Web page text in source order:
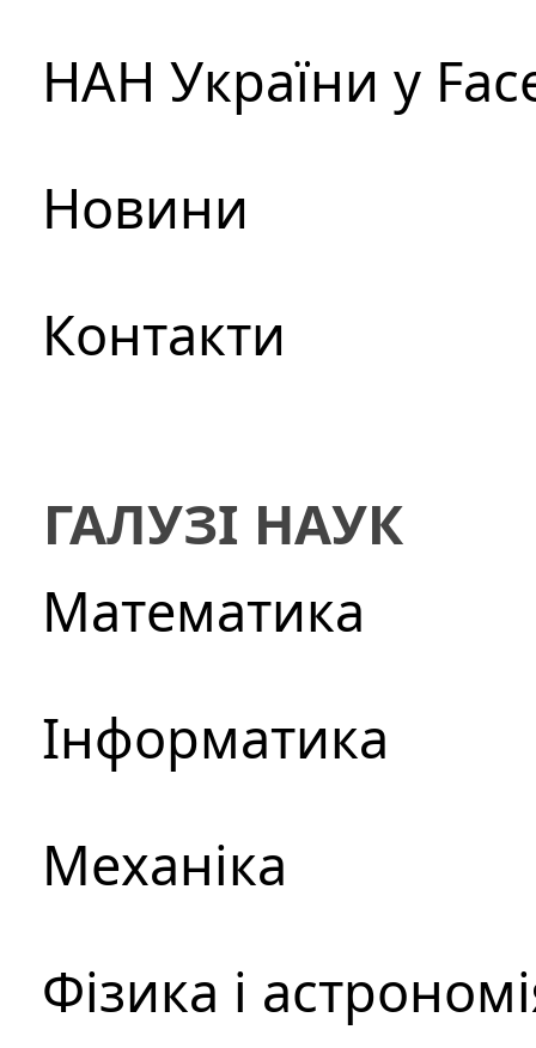
НАН України у
Новини
Контакти
ГАЛУЗІ НАУК
Математика
Інформатика
Механіка
Фізика і